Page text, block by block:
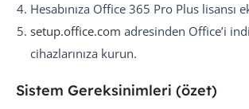
Hesabınıza Office 365 Pro Plus lisansı
setup.office.com adresinden Office’i
cihazlarınıza kurun.
Sistem Gereksinimleri (özet)